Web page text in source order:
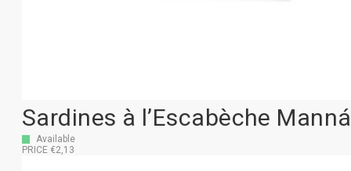
Sardines à l’Escabèche Manná
Available
PRICE €2,13